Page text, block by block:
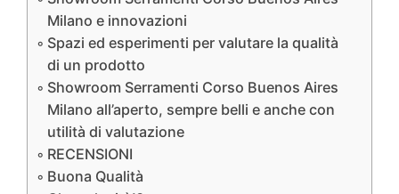
Milano e innovazioni
Spazi ed esperimenti per valutare la qualità
di un prodotto
Showroom Serramenti Corso Buenos Aires
Milano all’aperto, sempre belli e anche con
utilità di valutazione
RECENSIONI
Buona Qualità